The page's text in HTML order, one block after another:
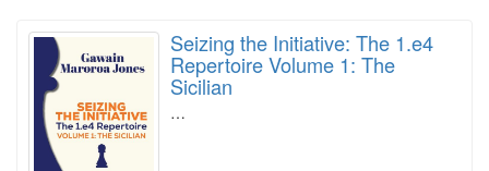
Seizing the Initiative: The 1.e4
Repertoire Volume 1: The
Sicilian
…